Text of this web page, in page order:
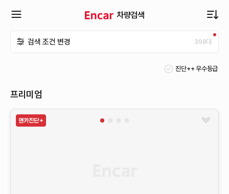
차량검색
뉴
검색 조건 변경 398대
진단++ 우수등급
프리미엄